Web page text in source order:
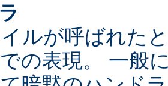
ルが呼ばれた
の表現。 一般